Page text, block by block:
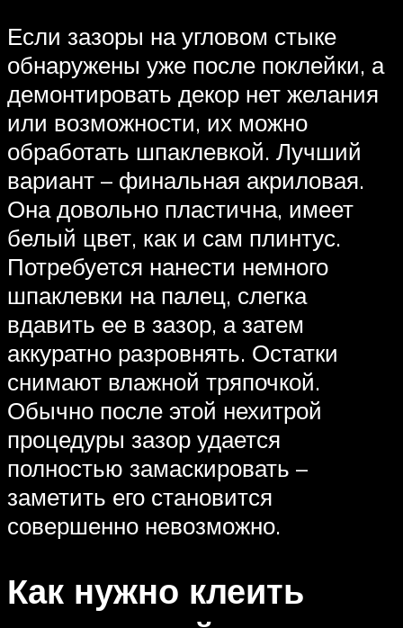
Если зазоры на угловом стыке
обнаружены уже после поклейки, а
демонтировать декор нет желания
или возможности, их можно
обработать шпаклевкой. Лучший
вариант – финальная акриловая.
Она довольно пластична, имеет
белый цвет, как и сам плинтус.
Потребуется нанести немного
шпаклевки на палец, слегка
вдавить ее в зазор, а затем
аккуратно разровнять. Остатки
снимают влажной тряпочкой.
Обычно после этой нехитрой
процедуры зазор удается
полностью замаскировать –
заметить его становится
совершенно невозможно.
Как нужно клеить